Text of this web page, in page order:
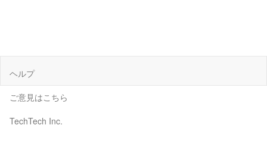
ヘルプ
ご意見はこちら
TechTech Inc.